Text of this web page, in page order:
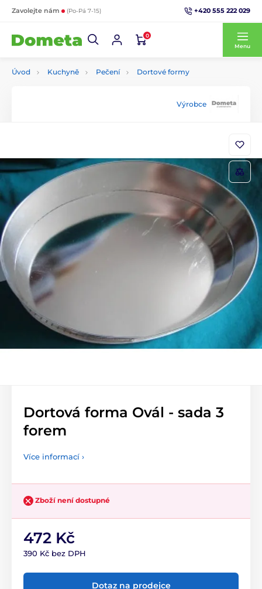
Zavolejte nám (Po-Pá 7-15) +420 555 222 029
0
Menu
Úvod Kuchyně Pečení Dortové formy
Výrobce
Dortová forma Ovál - sada 3
forem
Více informací ›
Zboží není dostupné
472 Kč
390 Kč bez DPH
Dotaz na prodejce